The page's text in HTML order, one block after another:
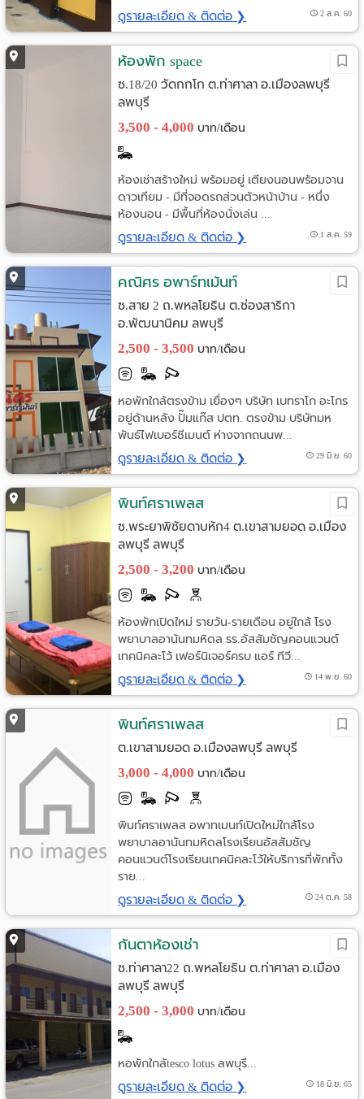
ดูรายละเอียด & ติดต่อ ❯ 2 ส.ค. 60
ห้องพัก space
ซ.18/20 วัดกกโก ต.ท่าศาลา อ.เมืองลพบุรี
ลพบุรี
3,500 - 4,000 บาท/เดือน
ห้องเช่าสร้างใหม่ พร้อมอยู่ เตียงนอนพร้อมจาน
ดาวเทียม - มีที่จอดรถส่วนตัวหน้าบ้าน - หนึ่ง
ห้องนอน - มีพื้นที่ห้องนั่งเล่น ...
ดูรายละเอียด & ติดต่อ ❯ 1 ส.ค. 59
คณิศร อพาร์ทเม้นท์
ซ.สาย 2 ถ.พหลโยธิน ต.ช่องสาริกา
อ.พัฒนานิคม ลพบุรี
2,500 - 3,500 บาท/เดือน
หอพักใกล้ตรงข้าม เยื่องๆ บริษัท เบทราโก อะโกร
อยู่ด้านหลัง ปั๊มแก๊ส ปตท. ตรงข้าม บริษัทมห
พันธ์ไฟเบอร์ซีเมนต์ ห่างจากถนนพ...
ดูรายละเอียด & ติดต่อ ❯ 29 มิ.ย. 60
พินท์ศราเพลส
ซ.พระยาพิชัยดาบหัก4 ต.เขาสามยอด อ.เมือง
ลพบุรี ลพบุรี
2,500 - 3,200 บาท/เดือน
ห้องพักเปิดใหม่ รายวัน-รายเดือน อยู่ใกล้ โรง
พยาบาลอานันทมหิดล รร.อัสสัมชัญคอนแวนต์
เทคนิคละโว้ เฟอร์นิเจอร์ครบ แอร์ ทีวี...
ดูรายละเอียด & ติดต่อ ❯ 14 พ.ย. 60
พินท์ศราเพลส
ต.เขาสามยอด อ.เมืองลพบุรี ลพบุรี
3,000 - 4,000 บาท/เดือน
พินท์ศราเพลส อพาทเมนท์เปิดใหม่ใกล้โรง
พยาบาลอานันทมหิดลโรงเรียนอัสสัมชัญ
คอนแวนต์โรงเรียนเทคนิคละโว้ให้บริการที่พักทั้ง
ราย...
ดูรายละเอียด & ติดต่อ ❯ 24 ต.ค. 58
กันตาห้องเช่า
ซ.ท่าศาลา22 ถ.พหลโยธิน ต.ท่าศาลา อ.เมือง
ลพบุรี ลพบุรี
2,500 - 3,000 บาท/เดือน
หอพักใกล้tesco lotus ลพบุรี...
ดูรายละเอียด & ติดต่อ ❯ 18 มิ.ย. 65